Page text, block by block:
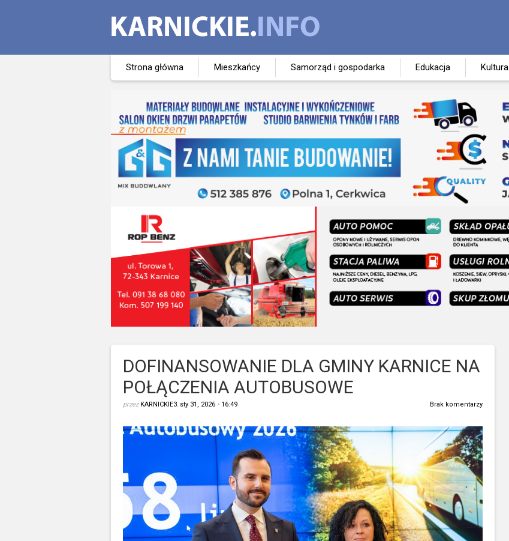
Strona główna Mieszkańcy Samorząd i gospodarka Edukacja Kultura
DOFINANSOWANIE DLA GMINY KARNICE NA
POŁĄCZENIA AUTOBUSOWE
przez KARNICKIE3, sty 31, 2026• 16:49 Brak komentarzy